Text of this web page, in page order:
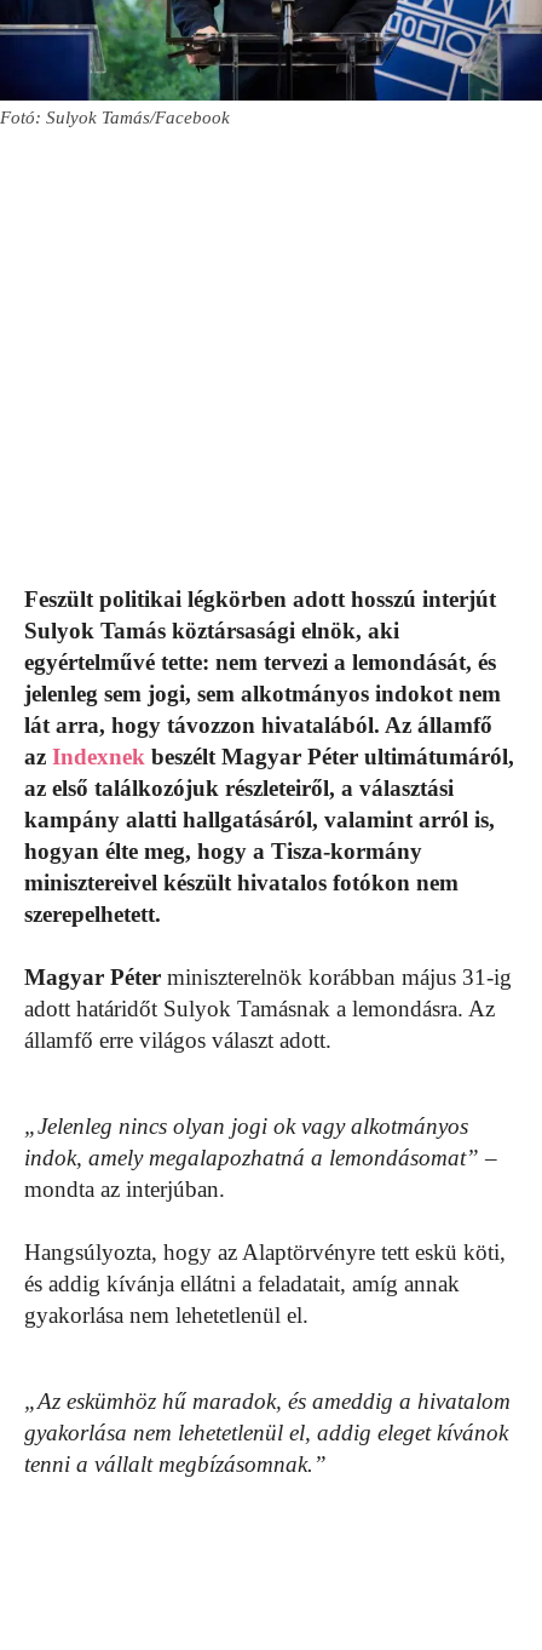
Fotó: Sulyok Tamás/Facebook
Feszült politikai légkörben adott hosszú interjút
Sulyok Tamás köztársasági elnök, aki
egyértelművé tette: nem tervezi a lemondását, és
jelenleg sem jogi, sem alkotmányos indokot nem
lát arra, hogy távozzon hivatalából. Az államfő
az Indexnek beszélt Magyar Péter ultimátumáról,
az első találkozójuk részleteiről, a választási
kampány alatti hallgatásáról, valamint arról is,
hogyan élte meg, hogy a Tisza-kormány
minisztereivel készült hivatalos fotókon nem
szerepelhetett.
Magyar Péter miniszterelnök korábban május 31-ig
adott határidőt Sulyok Tamásnak a lemondásra. Az
államfő erre világos választ adott.
„Jelenleg nincs olyan jogi ok vagy alkotmányos
indok, amely megalapozhatná a lemondásomat” –
mondta az interjúban.
Hangsúlyozta, hogy az Alaptörvényre tett eskü köti,
és addig kívánja ellátni a feladatait, amíg annak
gyakorlása nem lehetetlenül el.
„Az eskümhöz hű maradok, és ameddig a hivatalom
gyakorlása nem lehetetlenül el, addig eleget kívánok
tenni a vállalt megbízásomnak.”